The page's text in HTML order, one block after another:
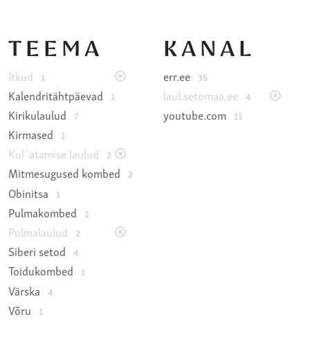
TEEMA
Itkud 1
Kalendritähtpäevad 1
Kirikulaulud 7
Kirmased 1
Kul´atamise laulud 2
Mitmesugused kombed 2
Obinitsa 1
Pulmakombed 2
Pulmalaulud 2
Siberi setod 4
Toidukombed 1
Värska 4
Võru 1
KANAL
err.ee 35
laul.setomaa.ee 4
youtube.com 11